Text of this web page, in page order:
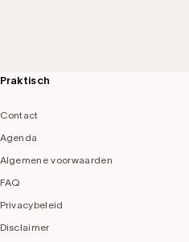
Praktisch
Contact
Agenda
Algemene voorwaarden
FAQ
Privacybeleid
Disclaimer